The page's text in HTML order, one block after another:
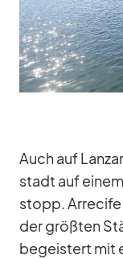
Auch auf
stadt auf
stopp.
der größ­ten
be­geis­tert mit